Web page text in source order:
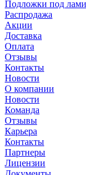
Подложки под
Распродажа
Акции
Доставка
Оплата
Отзывы
Контакты
Новости
О компании
Новости
Команда
Отзывы
Карьера
Контакты
Партнеры
Лицензии